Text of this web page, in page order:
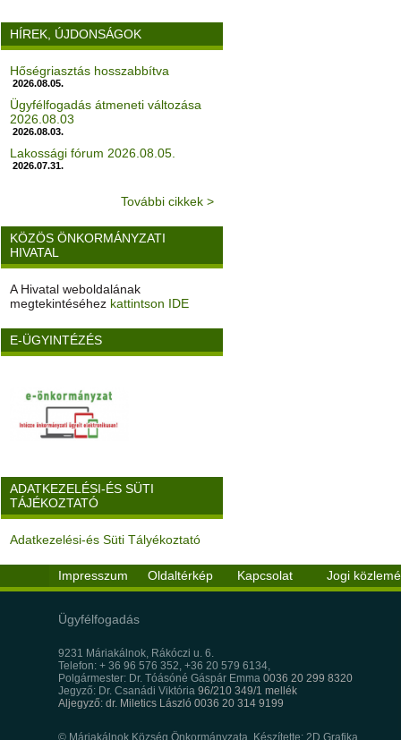
HÍREK, ÚJDONSÁGOK
Hőségriasztás hosszabbítva
2026.08.05.
Ügyfélfogadás átmeneti változása
2026.08.03
2026.08.03.
Lakossági fórum 2026.08.05.
2026.07.31.
További cikkek >
KÖZÖS ÖNKORMÁNYZATI
HIVATAL
A Hivatal weboldalának
megtekintéséhez kattintson IDE
E-ÜGYINTÉZÉS
ADATKEZELÉSI-ÉS SÜTI
TÁJÉKOZTATÓ
Adatkezelési-és Süti Tályékoztató
Impresszum Oldaltérkép Kapcsolat Jogi
Ügyfélfogadás
9231 Máriakálnok, Rákóczi u. 6.
Telefon: + 36 96 576 352, +36 20 579 6134,
Polgármester: Dr. Tóásóné Gáspár Emma 0036 20 299 8320
Jegyző: Dr. Csanádi Viktória 96/210 349/1 mellék
Aljegyző: dr. Miletics László 0036 20 314 9199
© Máriakálnok Község Önkormányzata, Készítette: 2D Grafika